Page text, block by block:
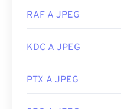
RAF A JPEG
KDC A JPEG
PTX A JPEG